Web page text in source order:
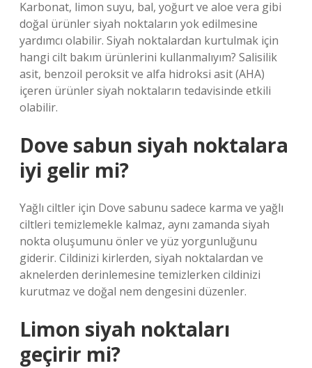
Karbonat, limon suyu, bal, yoğurt ve aloe vera gibi
doğal ürünler siyah noktaların yok edilmesine
yardımcı olabilir. Siyah noktalardan kurtulmak için
hangi cilt bakım ürünlerini kullanmalıyım? Salisilik
asit, benzoil peroksit ve alfa hidroksi asit (AHA)
içeren ürünler siyah noktaların tedavisinde etkili
olabilir.
Dove sabun siyah noktalara
iyi gelir mi?
Yağlı ciltler için Dove sabunu sadece karma ve yağlı
ciltleri temizlemekle kalmaz, aynı zamanda siyah
nokta oluşumunu önler ve yüz yorgunluğunu
giderir. Cildinizi kirlerden, siyah noktalardan ve
aknelerden derinlemesine temizlerken cildinizi
kurutmaz ve doğal nem dengesini düzenler.
Limon siyah noktaları
geçirir mi?